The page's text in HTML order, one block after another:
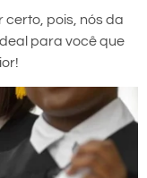
pois, nós da
para você que